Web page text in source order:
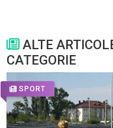
ALTE
CATEGORIE
SPORT